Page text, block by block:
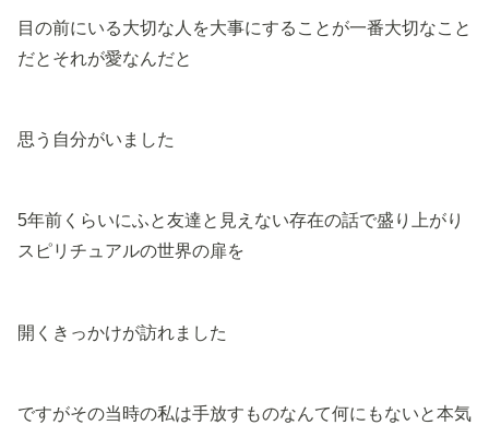
目の前にいる大切な人を大事にすることが一番大切なこと
だとそれが愛なんだと
思う自分がいました
5年前くらいにふと友達と見えない存在の話で盛り上がり
スピリチュアルの世界の扉を
開くきっかけが訪れました
ですがその当時の私は手放すものなんて何にもないと本気